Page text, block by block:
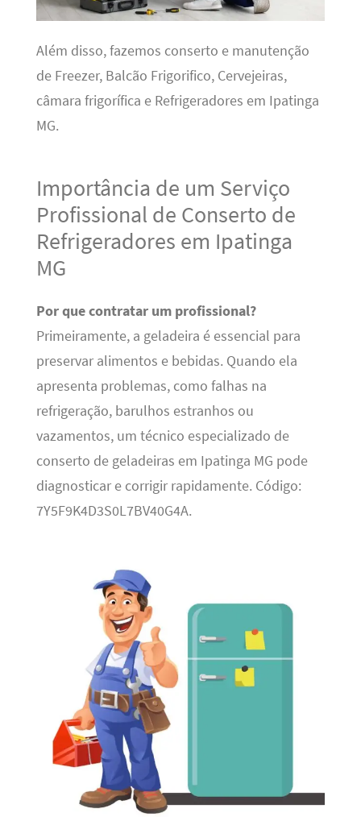
Além disso, fazemos conserto e manutenção
de Freezer, Balcão Frigorifico, Cervejeiras,
câmara frigorífica e Refrigeradores em Ipatinga
MG.
Importância de um Serviço
Profissional de Conserto de
Refrigeradores em Ipatinga
MG
Por que contratar um profissional?
Primeiramente, a geladeira é essencial para
preservar alimentos e bebidas. Quando ela
apresenta problemas, como falhas na
refrigeração, barulhos estranhos ou
vazamentos, um técnico especializado de
conserto de geladeiras em Ipatinga MG pode
diagnosticar e corrigir rapidamente. Código:
7Y5F9K4D3S0L7BV40G4A.